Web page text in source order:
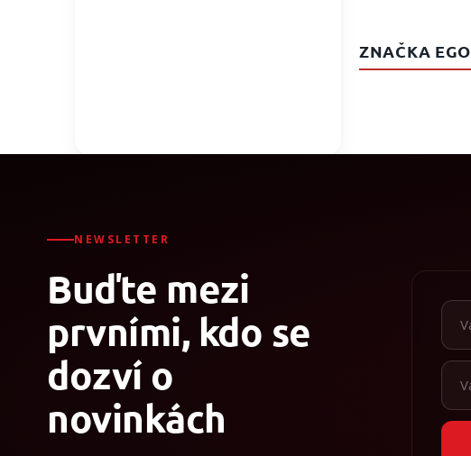
ZNAČKA EGO
NEWSLETTER
Buďte mezi
prvními, kdo se
dozví o
novinkách